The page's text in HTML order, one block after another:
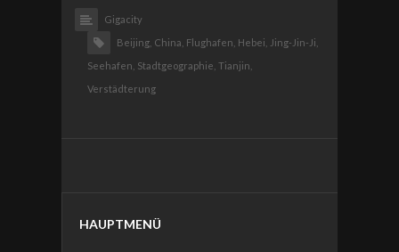
Gigacity
Beijing, China, Flughafen, Hebei,
Jing-Jin-Ji,
Seehafen, Stadtgeographie, Tianjin,
Verstädterung
HAUPTMENÜ